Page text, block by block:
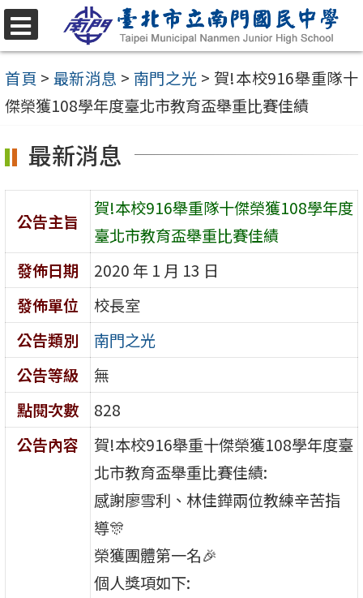
跳
至
主
要
容
選
單
首頁 > 最新消息 > 南門之光 > 賀!本校916舉重隊十
傑榮獲108學年度臺北市教育盃舉重比賽佳績
最新消息
公告主旨
賀!本校916舉重隊十傑榮獲108學年度
臺北市教育盃舉重比賽佳績
發佈日期
2020 年 1 月 13 日
發佈單位
校長室
公告類別
南門之光
公告等級
無
點閱次數
828
公告內容
賀!本校916舉重十傑榮獲108學年度臺
北市教育盃舉重比賽佳績:
感謝廖雪利、林佳鏵兩位教練辛苦指
導🎊
榮獲團體第一名🎉
個人獎項如下: